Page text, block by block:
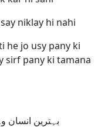
niklay hi nahi
he jo usy pany ki
sirf pany ki tamana
بہترین